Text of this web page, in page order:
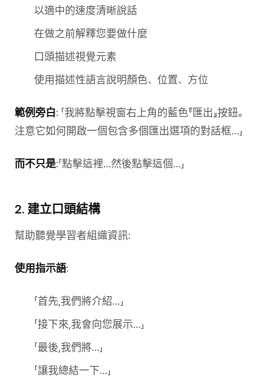
以適中的速度清晰說話
在做之前解釋您要做什麼
口頭描述視覺元素
使用描述性語言說明顏色、位置、方位
範例旁白: 「我將點擊視窗右上角的藍色『匯出』按鈕。
注意它如何開啟一個包含多個匯出選項的對話框…」
而不只是:「點擊這裡…然後點擊這個…」
2. 建立口頭結構
幫助聽覺學習者組織資訊:
使用指示語:
「首先,我們將介紹…」
「接下來,我會向您展示…」
「最後,我們將…」
「讓我總結一下…」